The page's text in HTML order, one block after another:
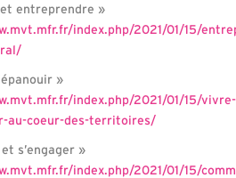
entreprendre »
index.php/2021/01/15/
»
index.php/2021/01/15/vivre-
au-coeur-des-territoires/
s’engager »
index.php/2021/01/15/